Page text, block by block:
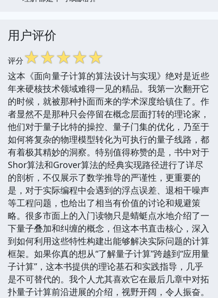
用户评价
评分☆☆☆☆☆
这本《面向量子计算的算法设计与实现》绝对是近些
年来硬核技术领域难得一见的精品。我第一次翻开它
的时候，就被那种扑面而来的学术深度给镇住了。作
者显然不是那种只会停留在概念层面打转的理论家，
他们对于量子比特的操控、量子门集的优化，乃至于
如何将复杂的物理模型转化为可执行的量子线路，都
有着极其精妙的洞察。特别值得称赞的是，书中对于
Shor算法和Grover算法的经典实现路径进行了详尽
的剖析，不仅展示了数学推导的严谨性，更重要的
是，对于实际编程中会遇到的浮点误差、退相干噪声
等工程问题，也给出了相当有价值的讨论和规避策
略。很多市面上的入门读物只是蜻蜓点水地介绍了一
下量子叠加和纠缠的概念，但这本书直击核心，深入
到如何利用这些特性构建出能够解决实际问题的计算
框架。如果你真的想从“了解量子计算”跨越到“应用量
子计算”，这本书提供的理论基石和实践指导，几乎
是不可替代的。我个人尤其喜欢它在最后几章中对拓
扑量子计算前沿进展的介绍，视野开阔，令人振奋。